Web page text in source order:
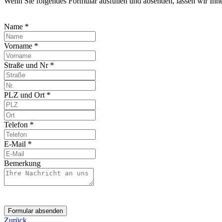
Name *
Vorname *
Straße und Nr *
PLZ und Ort *
Telefon *
E-Mail *
Bemerkung
Formular absenden
Zurück